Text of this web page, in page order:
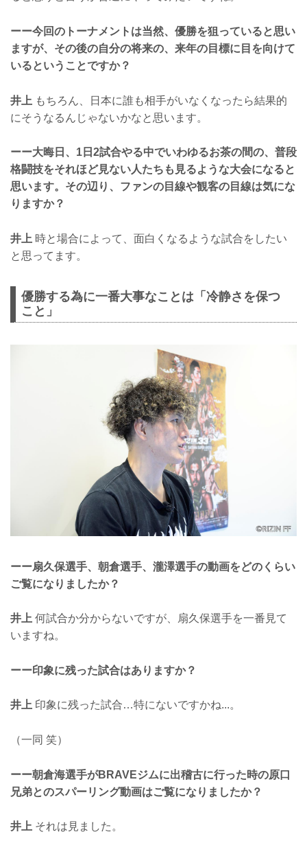
ーー今回のトーナメントは当然、優勝を狙っていると思い
ますが、その後の自分の将来の、来年の目標に目を向けて
いるということですか？
井上 もちろん、日本に誰も相手がいなくなったら結果的
にそうなるんじゃないかなと思います。
ーー大晦日、1日2試合やる中でいわゆるお茶の間の、普段
格闘技をそれほど見ない人たちも見るような大会になると
思います。その辺り、ファンの目線や観客の目線は気にな
りますか？
井上 時と場合によって、面白くなるような試合をしたい
と思ってます。
優勝する為に一番大事なことは「冷静さを保つ
こと」
ーー扇久保選手、朝倉選手、瀧澤選手の動画をどのくらい
ご覧になりましたか？
井上 何試合か分からないですが、扇久保選手を一番見て
いますね。
ーー印象に残った試合はありますか？
井上 印象に残った試合…特にないですかね...。
（一同 笑）
ーー朝倉海選手がBRAVEジムに出稽古に行った時の原口
兄弟とのスパーリング動画はご覧になりましたか？
井上 それは見ました。